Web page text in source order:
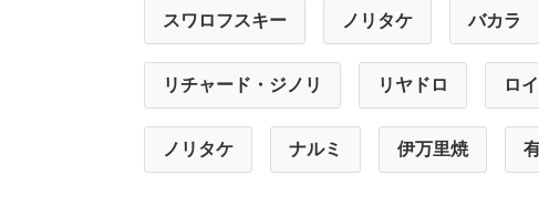
スワロフスキー ノリタケ バカラ
リチャード・ジノリ リヤドロ ロ
ノリタケ ナルミ 伊万里焼